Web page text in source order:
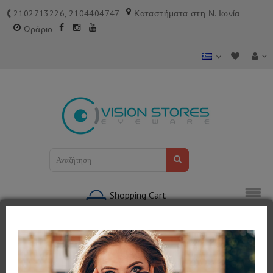
2102713226, 2104404747
Καταστήματα στη Ν. Ιωνία
Ωράριο
Shopping Cart
0 προϊόν(τα) - 0,00€
Κατηγορίες